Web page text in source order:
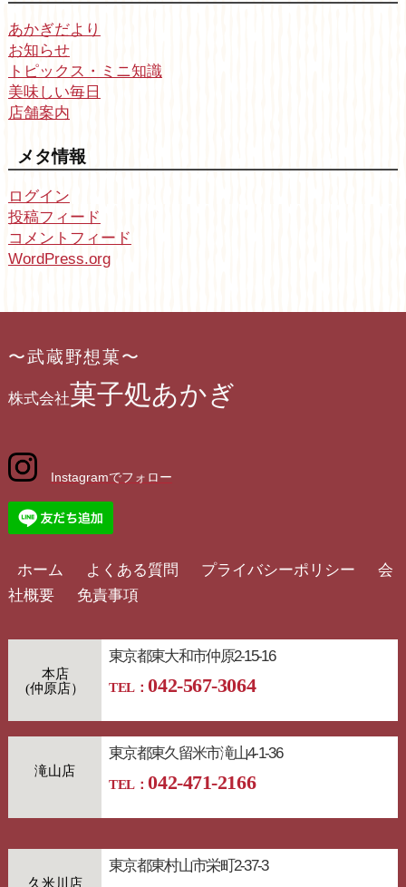
あかぎだより
お知らせ
トピックス・ミニ知識
美味しい毎日
店舗案内
メタ情報
ログイン
投稿フィード
コメントフィード
WordPress.org
〜武蔵野想菓〜
株式会社菓子処あかぎ
Instagramでフォロー
ホーム よくある質問 プライバシーポリシー
会
社概要
免責事項
本店
東京都東大和市仲原2-15-16
TEL：042-567-3064
滝山店
東京都東久留米市滝山4-1-36
TEL：042-471-2166
久米川店
東京都東村山市栄町2-37-3